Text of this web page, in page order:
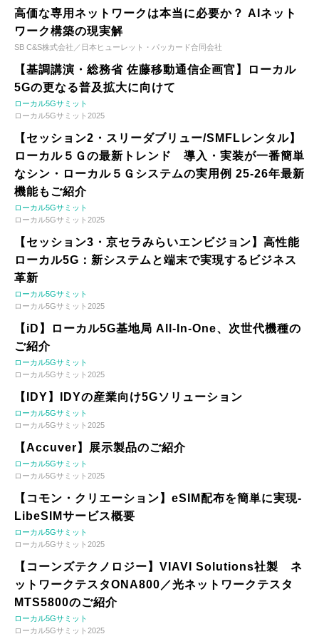
高価な専用ネットワークは本当に必要か？ AIネット
ワーク構築の現実解
SB C&S株式会社／日本ヒューレット・パッカード合同会社
【基調講演・総務省 佐藤移動通信企画官】ローカル
5Gの更なる普及拡大に向けて
ローカル5Gサミット
ローカル5Gサミット2025
【セッション2・スリーダブリュー/SMFLレンタル】
ローカル５Ｇの最新トレンド 導入・実装が一番簡単
なシン・ローカル５Ｇシステムの実用例 25-26年最新
機能もご紹介
ローカル5Gサミット
ローカル5Gサミット2025
【セッション3・京セラみらいエンビジョン】高性能
ローカル5G：新システムと端末で実現するビジネス
革新
ローカル5Gサミット
ローカル5Gサミット2025
【iD】ローカル5G基地局 All-In-One、次世代機種の
ご紹介
ローカル5Gサミット
ローカル5Gサミット2025
【IDY】IDYの産業向け5Gソリューション
ローカル5Gサミット
ローカル5Gサミット2025
【Accuver】展示製品のご紹介
ローカル5Gサミット
ローカル5Gサミット2025
【コモン・クリエーション】eSIM配布を簡単に実現-
LibeSIMサービス概要
ローカル5Gサミット
ローカル5Gサミット2025
【コーンズテクノロジー】VIAVI Solutions社製 ネ
ットワークテスタONA800／光ネットワークテスタ
MTS5800のご紹介
ローカル5Gサミット
ローカル5Gサミット2025